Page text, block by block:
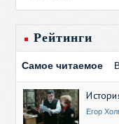
Рейтинги
Самое читаемое
Егор